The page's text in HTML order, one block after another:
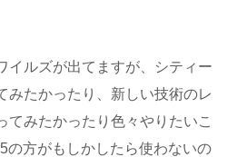
イルズが出てますが、シティー
みたかったり、新しい技術のレ
てみたかったり色々やりたいこ
の方がもしかしたら使わないの